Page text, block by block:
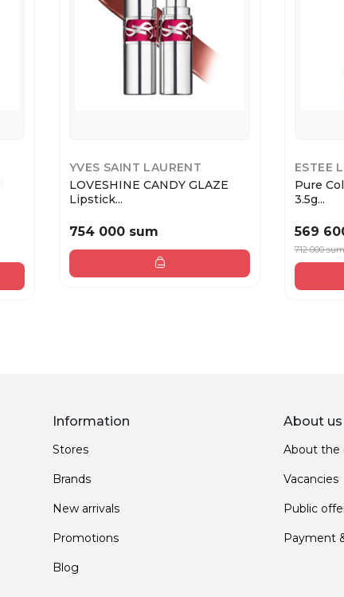
YVES SAINT LAURENT
LOVESHINE CANDY GLAZE
Lipstick...
754 000 sum
ESTEE
Pure
3.5g...
569
712 000 sum
Information
Stores
Brands
New arrivals
Promotions
Blog
About us
About the
Vacancies
Public
Payment